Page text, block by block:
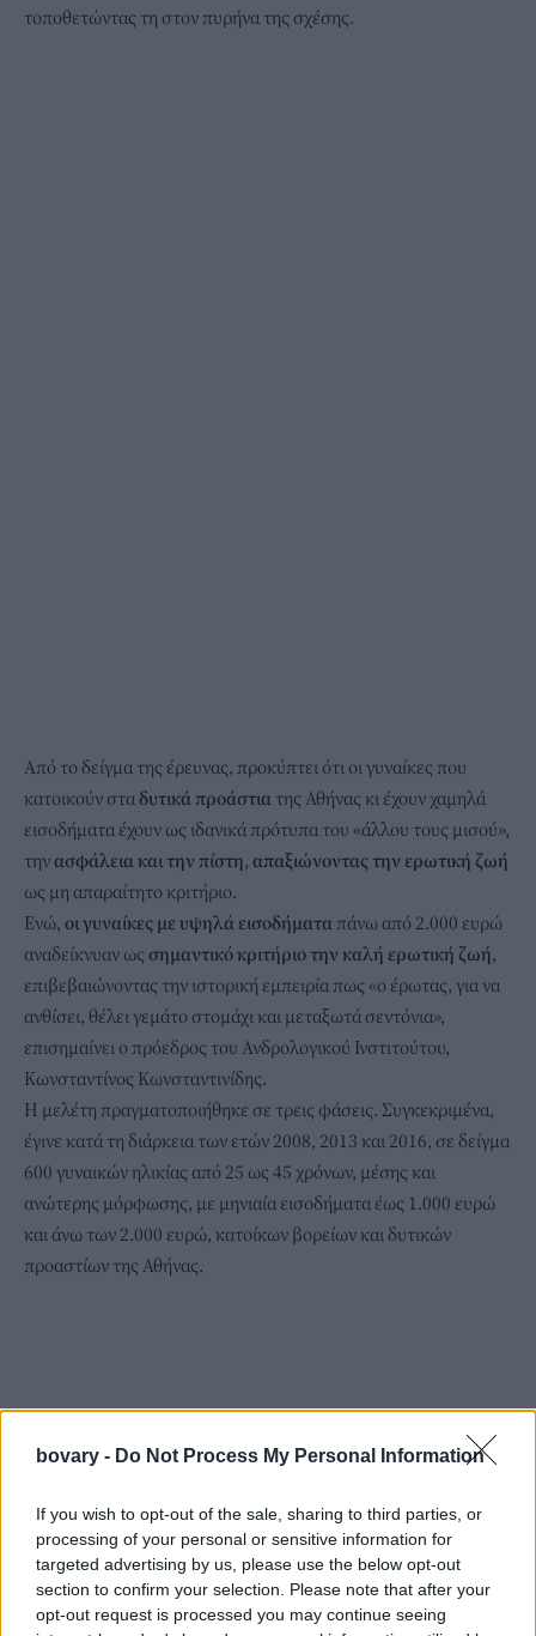
bovary - Do Not Process My Personal Information
If you wish to opt-out of the sale, sharing to third parties, or
processing of your personal or sensitive information for
targeted advertising by us, please use the below opt-out
section to confirm your selection. Please note that after your
opt-out request is processed you may continue seeing
τοποθετώντας τη στον πυρήνα της σχέσης.
Από το δείγμα της έρευνας, προκύπτει ότι οι γυναίκες που
κατοικούν σταδυτικά προάστιατης Αθήνας κι έχουν χαμηλά
εισοδήματα έχουν ως ιδανικά πρότυπα του «άλλου τους μισού»,
τηνασφάλεια και την πίστη, απαξιώνοντας την ερωτική ζωή
ως μη απαραίτητο κριτήριο.
Ενώ, οι γυναίκες με υψηλά εισοδήματα πάνω από 2.000 ευρώ
αναδείκνυαν ως σημαντικό κριτήριο την καλή ερωτική ζωή,
επιβεβαιώνοντας την ιστορική εμπειρία πως «ο έρωτας, για να
ανθίσει, θέλει γεμάτο στομάχι και μεταξωτά σεντόνια»,
επισημαίνει ο πρόεδρος του Ανδρολογικού Ινστιτούτου,
Κωνσταντίνος Κωνσταντινίδης.
Η μελέτη πραγματοποιήθηκε σε τρεις φάσεις. Συγκεκριμένα,
έγινε κατά τη διάρκεια των ετών 2008, 2013 και 2016, σε δείγμα
600 γυναικών ηλικίας από 25 ως 45 χρόνων, μέσης και
ανώτερης μόρφωσης, με μηνιαία εισοδήματα έως 1.000 ευρώ
και άνω των 2.000 ευρώ, κατοίκων βορείων και δυτικών
προαστίων της Αθήνας.